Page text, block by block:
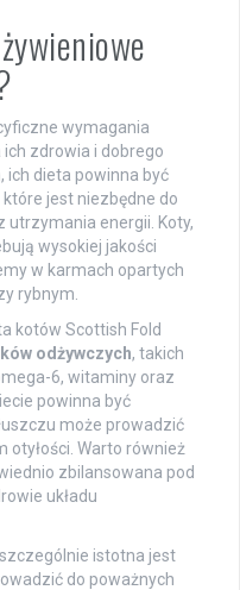
wymagania
zdrowia i dobrego
ich dieta powinna być
które jest niezbędne do
utrzymania energii. Koty,
wysokiej jakości
w karmach opartych
rybnym.
kotów Scottish Fold
odżywczych, takich
6, witaminy oraz
powinna być
może prowadzić
Warto również
zbilansowana pod
układu
istotna jest
do poważnych